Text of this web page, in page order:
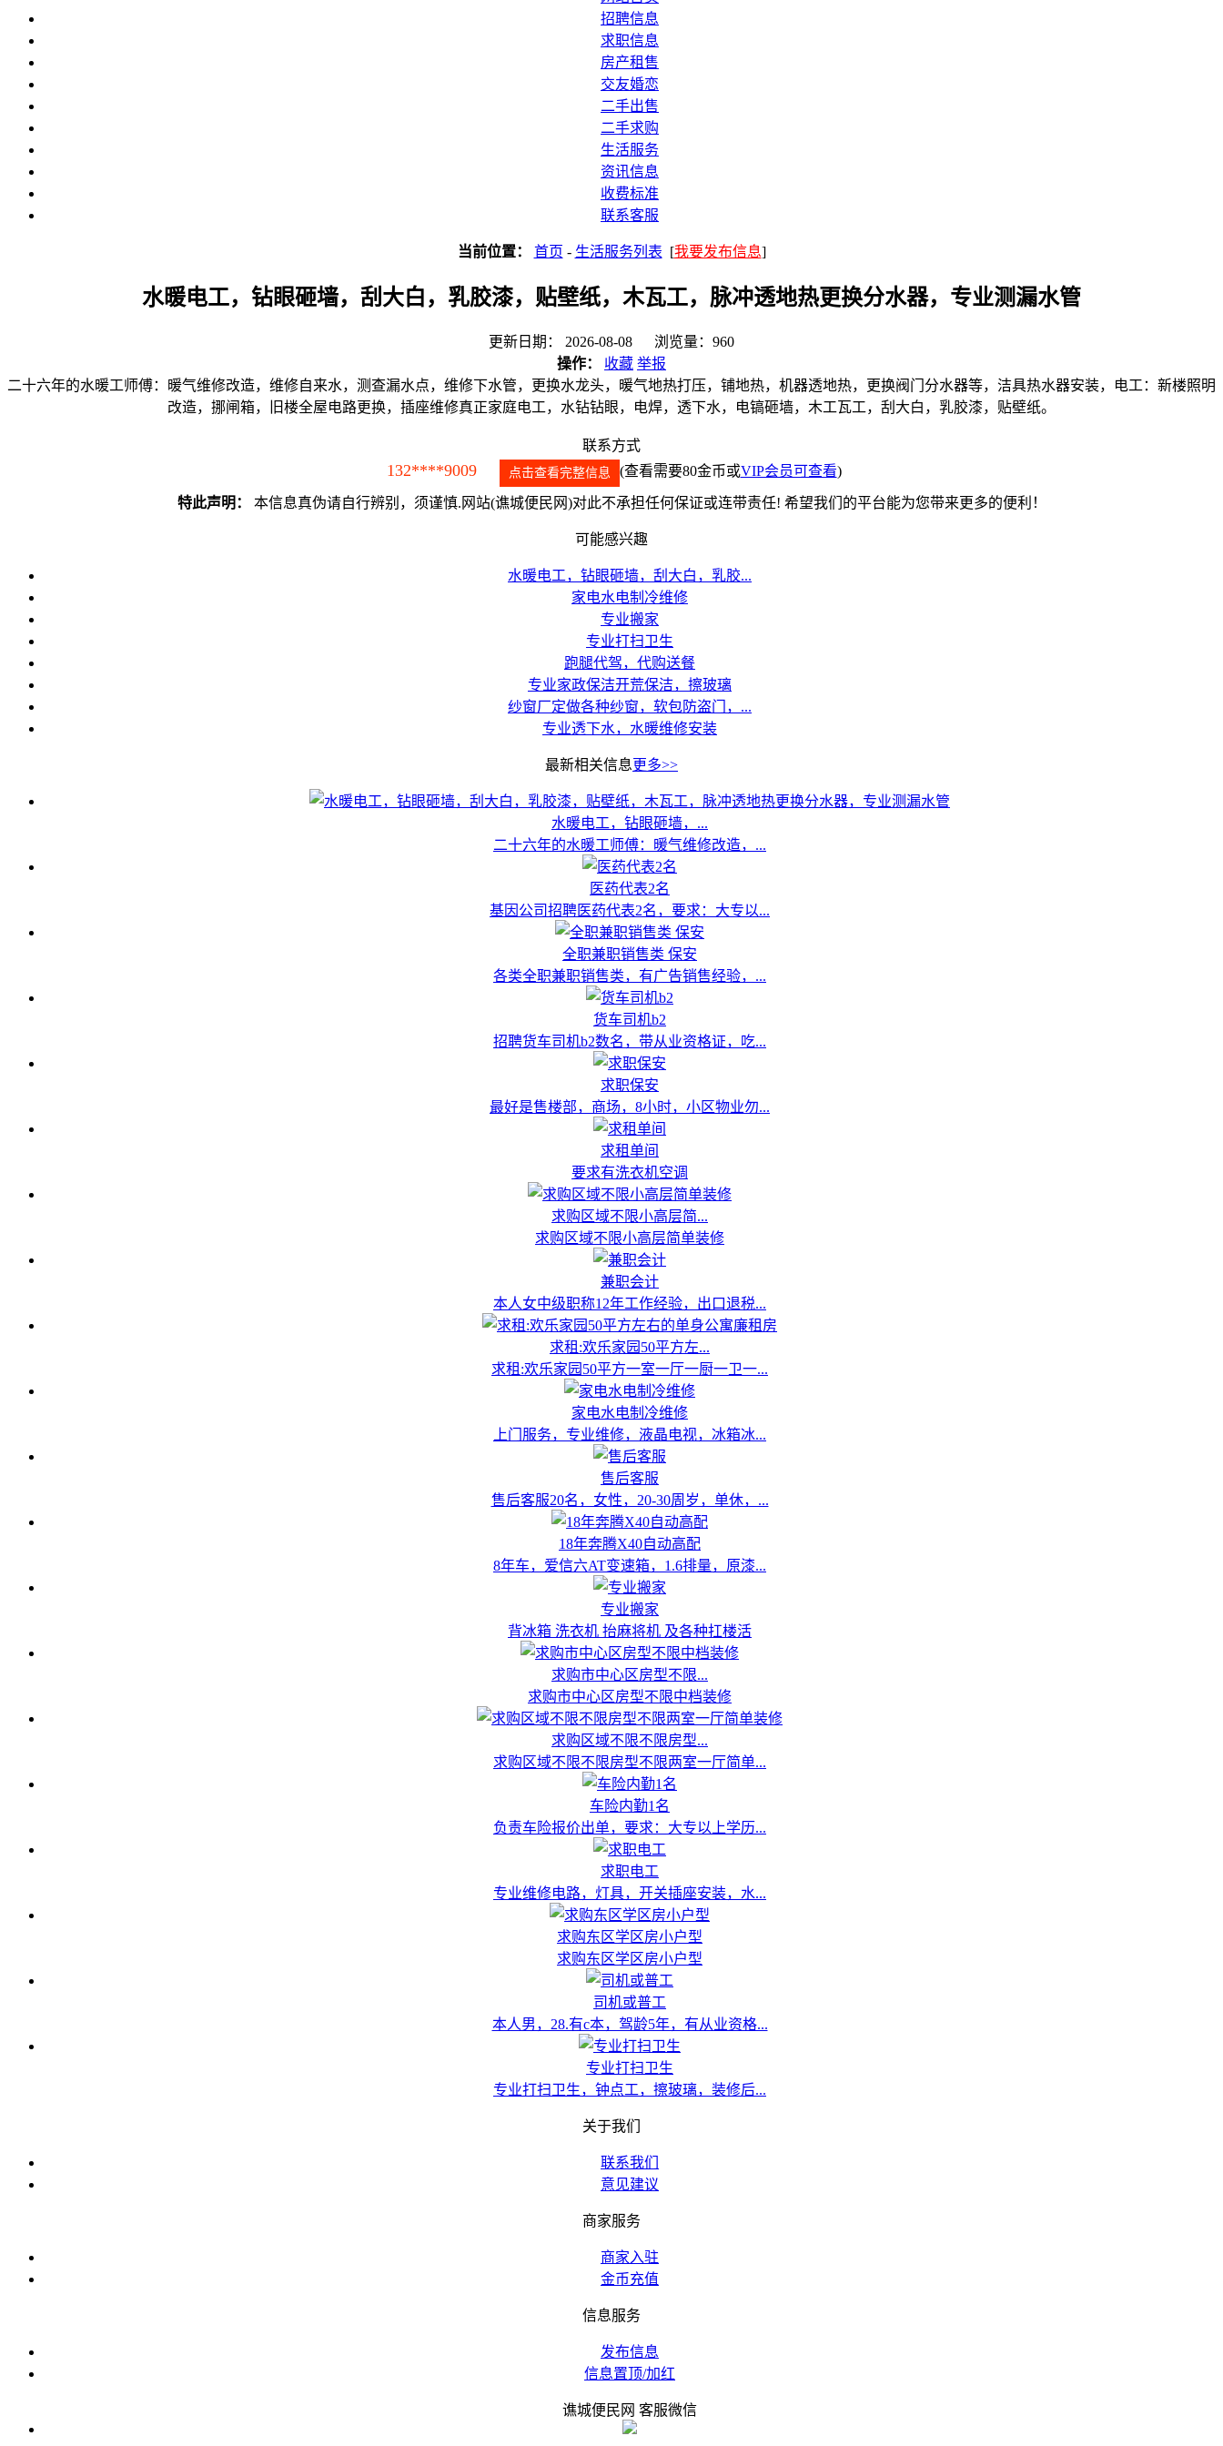
招聘信息
求职信息
房产租售
交友婚恋
二手出售
二手求购
生活服务
资讯信息
收费标准
联系客服
当前位置： 首页 - 生活服务列表 [我要发布信息]
水暖电工，钻眼砸墙，刮大白，乳胶漆，贴壁纸，木瓦工，脉冲透地热更换分水器，专业测漏水管
更新日期： 2026-08-08 浏览量：960
操作：
收藏 举报
二十六年的水暖工师傅：暖气维修改造，维修自来水，测查漏水点，维修下水管，更换水龙头，暖气地热打压，铺地热，机器透地热，更换阀门分水器等，洁具热水器安装，电工：新楼照明
改造，挪闸箱，旧楼全屋电路更换，插座维修真正家庭电工，水钻钻眼，电焊，透下水，电镐砸墙，木工瓦工，刮大白，乳胶漆，贴壁纸。
联系方式
132****9009 点击查看完整信息 (查看需要80金币或VIP会员可查看)
特此声明： 本信息真伪请自行辨别，须谨慎.网站(谯城便民网)对此不承担任何保证或连带责任! 希望我们的平台能为您带来更多的便利！
可能感兴趣
水暖电工，钻眼砸墙，刮大白，乳胶...
家电水电制冷维修
专业搬家
专业打扫卫生
跑腿代驾，代购送餐
专业家政保洁开荒保洁，擦玻璃
纱窗厂定做各种纱窗，软包防盗门，...
专业透下水，水暖维修安装
最新相关信息更多>>
水暖电工，钻眼砸墙，...
二十六年的水暖工师傅：暖气维修改造，...
医药代表2名
基因公司招聘医药代表2名，要求：大专以...
全职兼职销售类 保安
各类全职兼职销售类，有广告销售经验，...
货车司机b2
招聘货车司机b2数名，带从业资格证，吃...
求职保安
最好是售楼部，商场，8小时，小区物业勿...
求租单间
要求有洗衣机空调
求购区域不限小高层简...
求购区域不限小高层简单装修
兼职会计
本人女中级职称12年工作经验，出口退税...
求租:欢乐家园50平方左...
求租:欢乐家园50平方一室一厅一厨一卫一...
家电水电制冷维修
上门服务，专业维修，液晶电视，冰箱冰...
售后客服
售后客服20名，女性，20-30周岁，单休，...
18年奔腾X40自动高配
8年车，爱信六AT变速箱，1.6排量，原漆...
专业搬家
背冰箱 洗衣机 抬麻将机 及各种扛楼活
求购市中心区房型不限...
求购市中心区房型不限中档装修
求购区域不限不限房型...
求购区域不限不限房型不限两室一厅简单...
车险内勤1名
负责车险报价出单，要求：大专以上学历...
求职电工
专业维修电路，灯具，开关插座安装，水...
求购东区学区房小户型
求购东区学区房小户型
司机或普工
本人男，28.有c本，驾龄5年，有从业资格...
专业打扫卫生
专业打扫卫生，钟点工，擦玻璃，装修后...
关于我们
联系我们
意见建议
商家服务
商家入驻
金币充值
信息服务
发布信息
信息置顶/加红
谯城便民网 客服微信